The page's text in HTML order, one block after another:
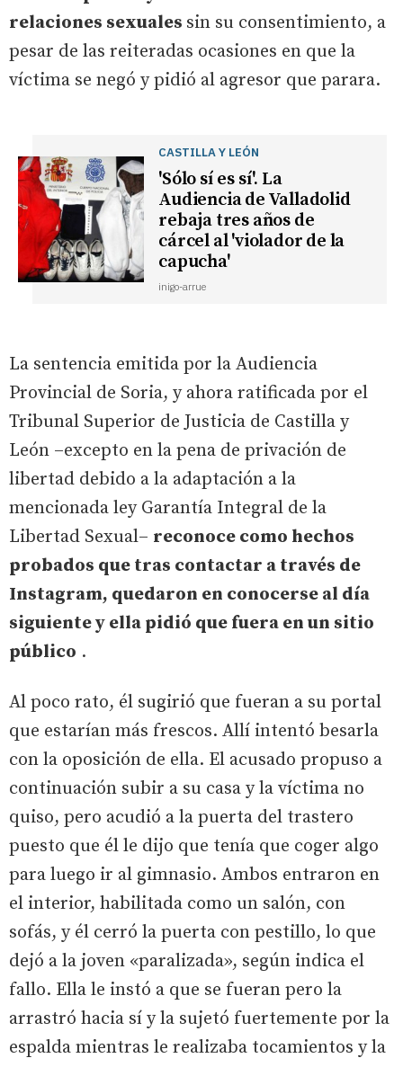
relaciones sexuales sin su consentimiento, a
pesar de las reiteradas ocasiones en que la
víctima se negó y pidió al agresor que parara.
CASTILLA Y LEÓN
'Sólo sí es sí'. La
Audiencia de Valladolid
rebaja tres años de
cárcel al 'violador de la
capucha'
inigo-arrue
La sentencia emitida por la Audiencia
Provincial de Soria, y ahora ratificada por el
Tribunal Superior de Justicia de Castilla y
León –excepto en la pena de privación de
libertad debido a la adaptación a la
mencionada ley Garantía Integral de la
Libertad Sexual– reconoce como hechos
probados que tras contactar a través de
Instagram, quedaron en conocerse al día
siguiente y ella pidió que fuera en un sitio
público .
Al poco rato, él sugirió que fueran a su portal
que estarían más frescos. Allí intentó besarla
con la oposición de ella. El acusado propuso a
continuación subir a su casa y la víctima no
quiso, pero acudió a la puerta del trastero
puesto que él le dijo que tenía que coger algo
para luego ir al gimnasio. Ambos entraron en
el interior, habilitada como un salón, con
sofás, y él cerró la puerta con pestillo, lo que
dejó a la joven «paralizada», según indica el
fallo. Ella le instó a que se fueran pero la
arrastró hacia sí y la sujetó fuertemente por la
espalda mientras le realizaba tocamientos y la